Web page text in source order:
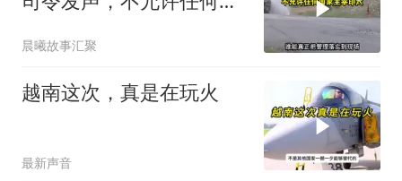
晨曦故事汇聚
越南这次，真是在玩火
最新声音